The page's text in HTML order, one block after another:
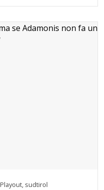
Playout, sudtirol